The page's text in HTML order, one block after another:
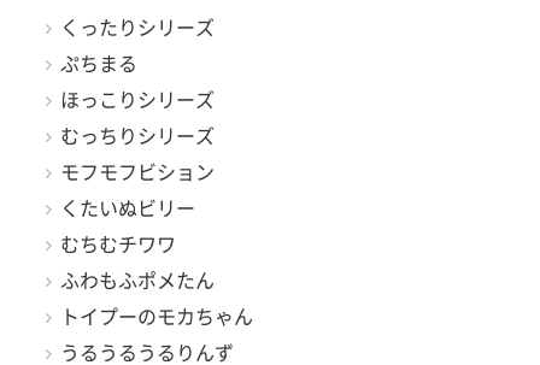
くったりシリーズ
ぷちまる
ほっこりシリーズ
むっちりシリーズ
モフモフビション
くたいぬビリー
むちむチワワ
ふわもふポメたん
トイプーのモカちゃん
うるうるうるりんず